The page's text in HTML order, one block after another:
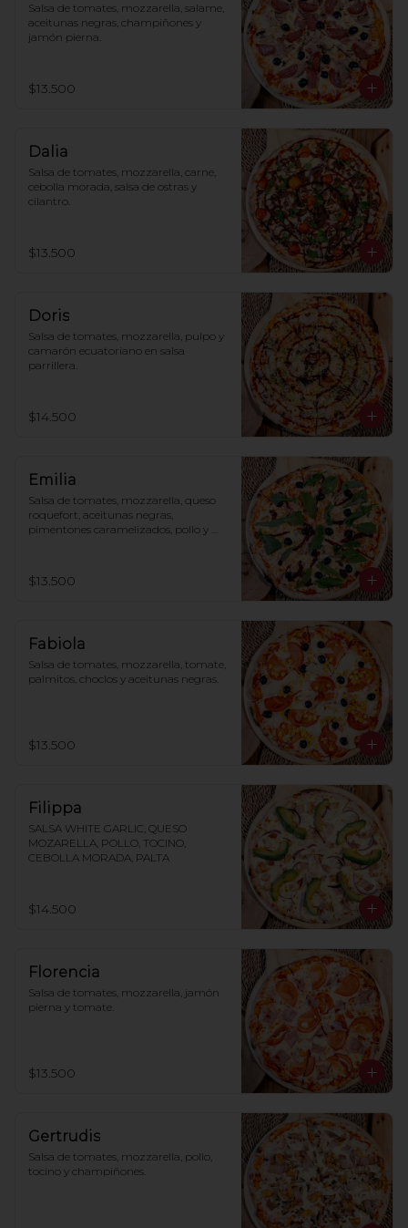
Salsa de tomates, mozzarella, salame,
aceitunas negras, champiñones y
jamón pierna.
$13.500
Dalia
Salsa de tomates, mozzarella, carne,
cebolla morada, salsa de ostras y
cilantro.
$13.500
Doris
Salsa de tomates, mozzarella, pulpo y
camarón ecuatoriano en salsa
parrillera.
$14.500
Emilia
Salsa de tomates, mozzarella, queso
roquefort, aceitunas negras,
pimentones caramelizados, pollo y
$13.500
Fabiola
Salsa de tomates, mozzarella, tomate,
palmitos, choclos y aceitunas negras.
$13.500
Filippa
SALSA WHITE GARLIC, QUESO
MOZARELLA, POLLO, TOCINO,
CEBOLLA MORADA, PALTA
$14.500
Florencia
Salsa de tomates, mozzarella, jamón
pierna y tomate.
$13.500
Gertrudis
Salsa de tomates, mozzarella, pollo,
tocino y champiñones.